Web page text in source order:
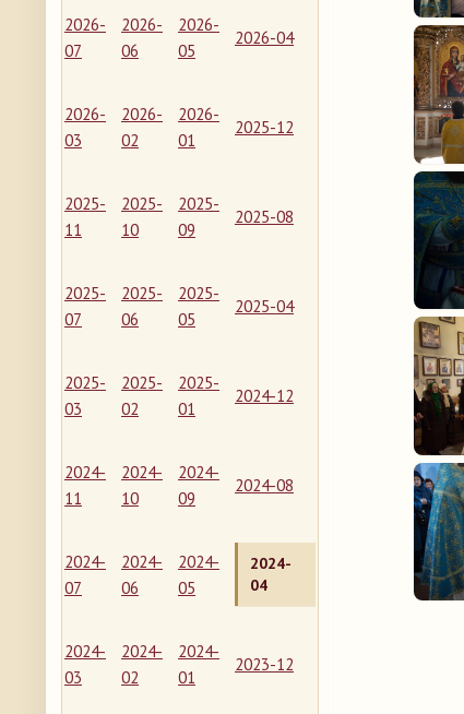
2026-
07
2026-
06
2026-
05
2026-04
2026-
03
2026-
02
2026-
01
2025-12
2025-
11
2025-
10
2025-
09
2025-08
2025-
07
2025-
06
2025-
05
2025-04
2025-
03
2025-
02
2025-
01
2024-12
2024-
11
2024-
10
2024-
09
2024-08
2024-
07
2024-
06
2024-
05
2024-
04
2024-
03
2024-
02
2024-
01
2023-12